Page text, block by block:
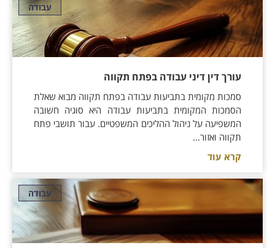
עבודה
עורך דין דיני עבודה בפתח תקווה
סמכות מקומית בתביעות עבודה בפתח תקווה מבוא שאלת
הסמכות המקומית בתביעות עבודה היא סוגיה חשובה
המשפיעה על ניהול ההליכים המשפטיים. עבור תושבי פתח
תקווה ואזור...
קרא עוד
עבודה